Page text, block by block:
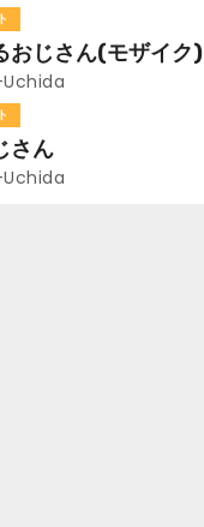
おじさん(モザイク)
さん